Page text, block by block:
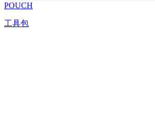
POUCH
工具包